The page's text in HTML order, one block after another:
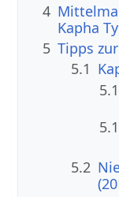
4
Kapha
5 Tipps
5.1
5.2